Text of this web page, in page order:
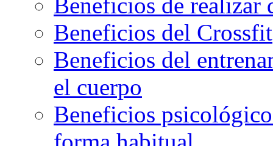
Beneficios de realizar
Beneficios del Crossfit
Beneficios del
el cuerpo
Beneficios